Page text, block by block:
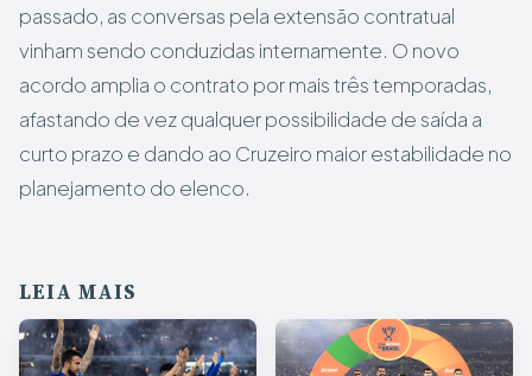
passado, as conversas pela extensão contratual
vinham sendo conduzidas internamente. O novo
acordo amplia o contrato por mais três temporadas,
afastando de vez qualquer possibilidade de saída a
curto prazo e dando ao Cruzeiro maior estabilidade no
planejamento do elenco.
LEIA MAIS